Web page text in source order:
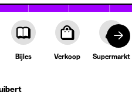
Bijles Verkoop Supermarkt